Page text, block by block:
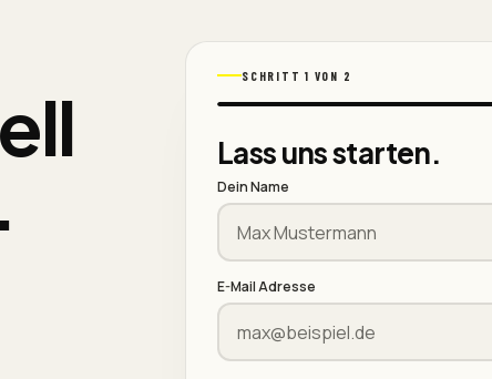
SCHRITT 1 VON 2
Lass uns starten.
Dein Name
E-Mail Adresse